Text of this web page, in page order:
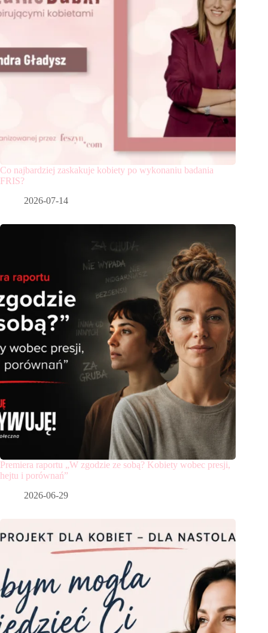
Co najbardziej zaskakuje kobiety po wykonaniu badania
FRIS?
2026-07-14
Premiera raportu „W zgodzie ze sobą? Kobiety wobec presji,
hejtu i porównań”
2026-06-29